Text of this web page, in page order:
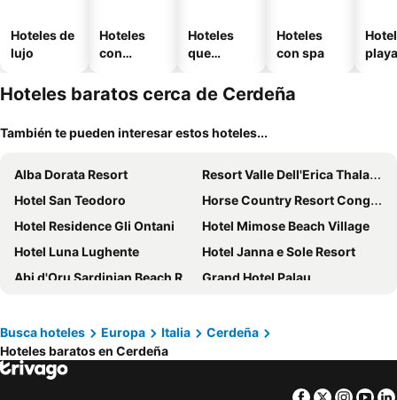
Hoteles de
lujo
Hoteles
con
Hoteles
que
mascotas
Hoteles
con spa
playa
Hoteles baratos cerca de Cerdeña
También te pueden interesar estos hoteles...
Alba Dorata Resort
Resort Valle Dell'Erica Thalasso & Spa
Hotel San Teodoro
Horse Country Resort Congress & Spa
Hotel Residence Gli Ontani
Hotel Mimose Beach Village
Hotel Luna Lughente
Hotel Janna e Sole Resort
Abi d'Oru Sardinian Beach Resort & Spa
Grand Hotel Palau
Alghero Vacanze Hotel
Villaggio Baia Dei Pini
Club Esse Cala Gonone Beach Village
Hotel Corte Rosada – Adults Only Affiliated by Meliá
Busca hoteles Europa Italia
Cerdeña
Hoteles baratos en Cerdeña
Facebook
Twitter